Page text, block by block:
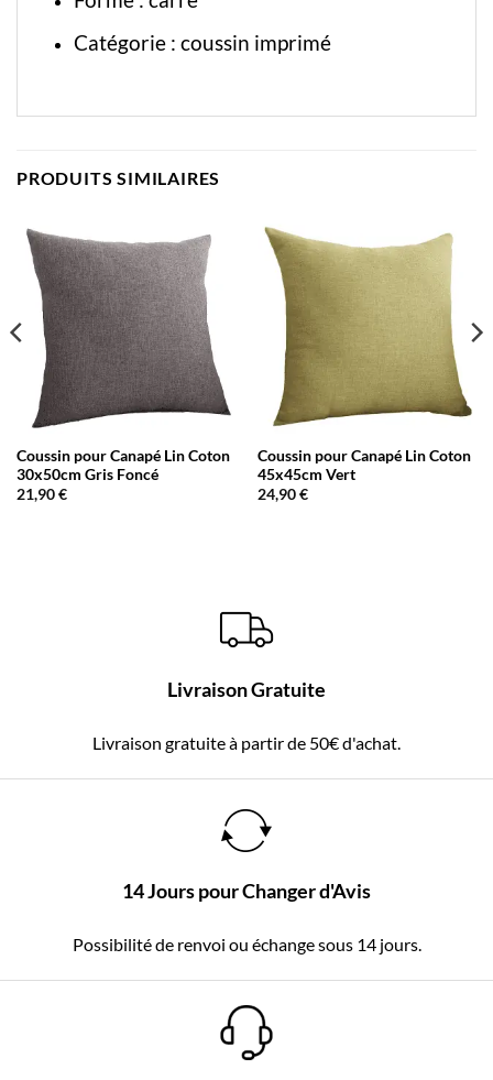
Catégorie : coussin imprimé
PRODUITS SIMILAIRES
Coussin pour Canapé Lin Coton
30x50cm Gris Foncé
21,90€
Coussin pour Canapé Lin Coton
45x45cm Vert
24,90€
Livraison Gratuite
Livraison gratuite à partir de 50€ d'achat.
14 Jours pour Changer d'Avis
Possibilité de renvoi ou échange sous 14 jours.